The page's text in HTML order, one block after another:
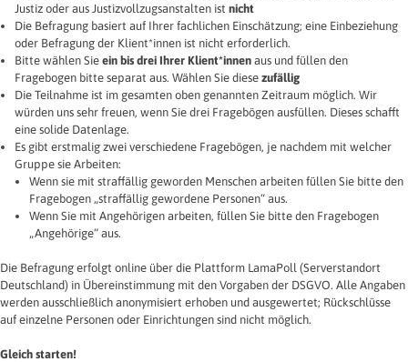
Justiz oder aus Justizvollzugsanstalten ist nicht
Die Befragung basiert auf Ihrer fachlichen Einschätzung; eine Einbeziehung
oder Befragung der Klient*innen ist nicht erforderlich.
Bitte wählen Sie ein bis drei Ihrer Klient*innen aus und füllen den
Fragebogen bitte separat aus. Wählen Sie diese zufällig
Die Teilnahme ist im gesamten oben genannten Zeitraum möglich. Wir
würden uns sehr freuen, wenn Sie drei Fragebögen ausfüllen. Dieses schafft
eine solide Datenlage.
Es gibt erstmalig zwei verschiedene Fragebögen, je nachdem mit welcher
Gruppe sie Arbeiten:
Wenn sie mit straffällig geworden Menschen arbeiten füllen Sie bitte den
Fragebogen „straffällig gewordene Personen“ aus.
Wenn Sie mit Angehörigen arbeiten, füllen Sie bitte den Fragebogen
„Angehörige“ aus.
Die Befragung erfolgt online über die Plattform LamaPoll (Serverstandort
Deutschland) in Übereinstimmung mit den Vorgaben der DSGVO. Alle Angaben
werden ausschließlich anonymisiert erhoben und ausgewertet; Rückschlüsse
auf einzelne Personen oder Einrichtungen sind nicht möglich.
Gleich starten!